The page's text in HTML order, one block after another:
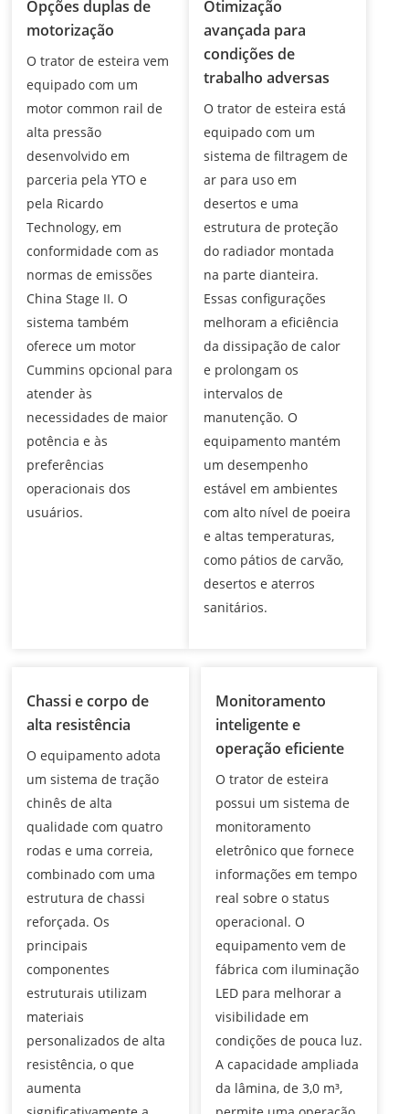
Opções duplas de
motorização
O trator de esteira vem
equipado com um
motor common rail de
alta pressão
desenvolvido em
parceria pela YTO e
pela Ricardo
Technology, em
conformidade com as
normas de emissões
China Stage II. O
sistema também
oferece um motor
Cummins opcional para
atender às
necessidades de maior
potência e às
preferências
operacionais dos
usuários.
Otimização
avançada para
condições de
trabalho adversas
O trator de esteira está
equipado com um
sistema de filtragem de
ar para uso em
desertos e uma
estrutura de proteção
do radiador montada
na parte dianteira.
Essas configurações
melhoram a eficiência
da dissipação de calor
e prolongam os
intervalos de
manutenção. O
equipamento mantém
um desempenho
estável em ambientes
com alto nível de poeira
e altas temperaturas,
como pátios de carvão,
desertos e aterros
sanitários.
Chassi e corpo de
alta resistência
O equipamento adota
um sistema de tração
chinês de alta
qualidade com quatro
rodas e uma correia,
combinado com uma
estrutura de chassi
reforçada. Os
principais
componentes
estruturais utilizam
materiais
personalizados de alta
resistência, o que
aumenta
Monitoramento
inteligente e
operação eficiente
O trator de esteira
possui um sistema de
monitoramento
eletrônico que fornece
informações em tempo
real sobre o status
operacional. O
equipamento vem de
fábrica com iluminação
LED para melhorar a
visibilidade em
condições de pouca luz.
A capacidade ampliada
da lâmina, de 3,0 m³,